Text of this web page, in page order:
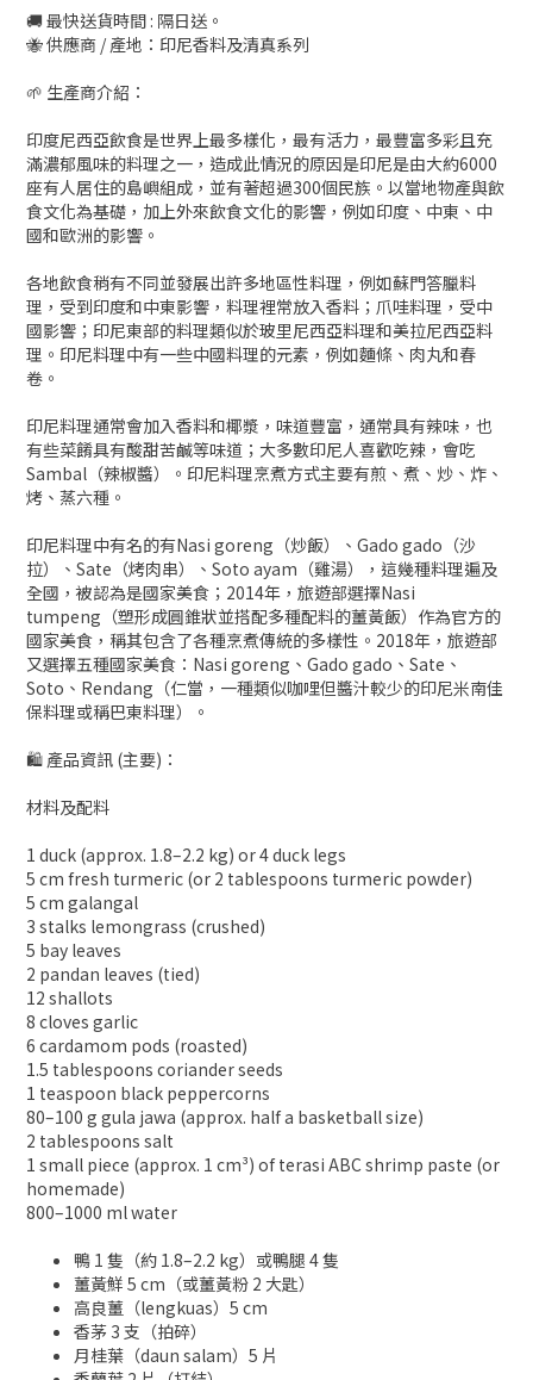
🚚 最快送貨時間 : 隔日送。
🐝 供應商 / 產地：印尼香料及清真系列
🌱 生產商介紹：
印度尼西亞飲食是世界上最多樣化，最有活力，最豐富多彩且充
滿濃郁風味的料理之一，造成此情況的原因是印尼是由大約6000
座有人居住的島嶼組成，並有著超過300個民族。以當地物產與飲
食文化為基礎，加上外來飲食文化的影響，例如印度、中東、中
國和歐洲的影響。
各地飲食稍有不同並發展出許多地區性料理，例如蘇門答臘料
理，受到印度和中東影響，料理裡常放入香料；爪哇料理，受中
國影響；印尼東部的料理類似於玻里尼西亞料理和美拉尼西亞料
理。印尼料理中有一些中國料理的元素，例如麵條、肉丸和春
卷。
印尼料理通常會加入香料和椰漿，味道豐富，通常具有辣味，也
有些菜餚具有酸甜苦鹹等味道；大多數印尼人喜歡吃辣，會吃
Sambal（辣椒醬）。印尼料理烹煮方式主要有煎、煮、炒、炸、
烤、蒸六種。
印尼料理中有名的有Nasi goreng（炒飯）、Gado gado（沙
拉）、Sate（烤肉串）、Soto ayam（雞湯），這幾種料理遍及
全國，被認為是國家美食；2014年，旅遊部選擇Nasi
tumpeng（塑形成圓錐狀並搭配多種配料的薑黃飯）作為官方的
國家美食，稱其包含了各種烹煮傳統的多樣性。2018年，旅遊部
又選擇五種國家美食：Nasi goreng、Gado gado、Sate、
Soto、Rendang（仁當，一種類似咖哩但醬汁較少的印尼米南佳
保料理或稱巴東料理）。
🛍 產品資訊 (主要)：
材料及配料
1 duck (approx. 1.8–2.2 kg) or 4 duck legs
5 cm fresh turmeric (or 2 tablespoons turmeric powder)
5 cm galangal
3 stalks lemongrass (crushed)
5 bay leaves
2 pandan leaves (tied)
12 shallots
8 cloves garlic
6 cardamom pods (roasted)
1.5 tablespoons coriander seeds
1 teaspoon black peppercorns
80–100 g gula jawa (approx. half a basketball size)
2 tablespoons salt
1 small piece (approx. 1 cm³) of terasi ABC shrimp paste (or
homemade)
800–1000 ml water
鴨 1 隻（約 1.8–2.2 kg）或鴨腿 4 隻
薑黃鮮 5 cm（或薑黃粉 2 大匙）
高良薑（lengkuas）5 cm
香茅 3 支（拍碎）
月桂葉（daun salam）5 片